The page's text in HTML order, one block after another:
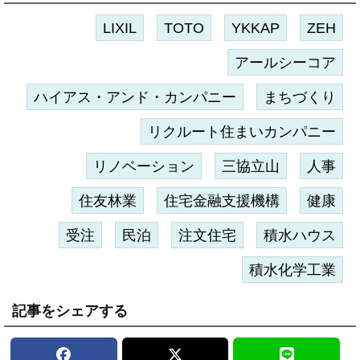
LIXIL TOTO YKKAP ZEH
アールシーコア
ハイアス・アンド・カンパニー まちづくり
リクルート住まいカンパニー
リノベーション 三協立山 人事
住友林業 住宅金融支援機構 健康
受注 民泊 注文住宅 積水ハウス
積水化学工業
記事をシェアする